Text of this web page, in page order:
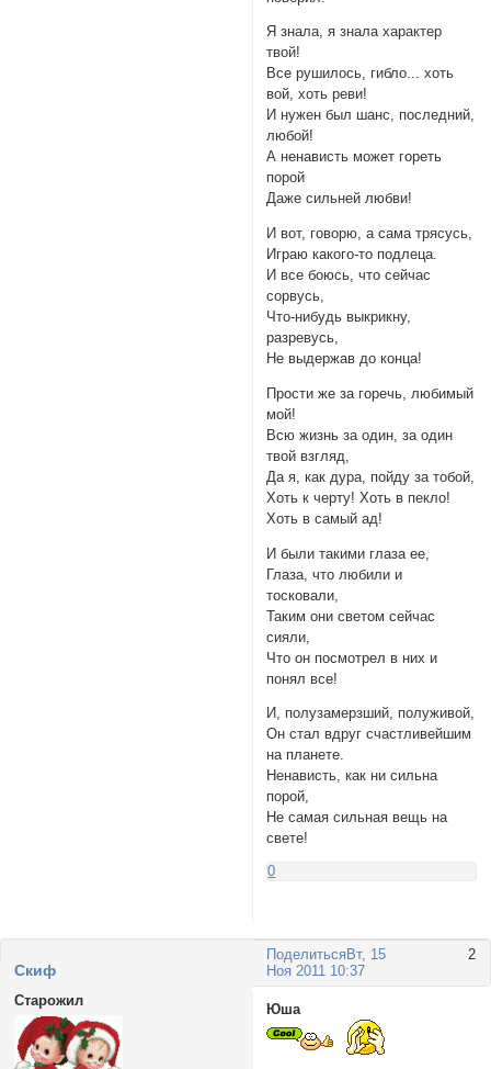
Я знала, я знала характер
твой!
Все рушилось, гибло... хоть
вой, хоть реви!
И нужен был шанс, последний,
любой!
А ненависть может гореть
порой
Даже сильней любви!
И вот, говорю, а сама трясусь,
Играю какого-то подлеца.
И все боюсь, что сейчас
сорвусь,
Что-нибудь выкрикну,
разревусь,
Не выдержав до конца!
Прости же за горечь, любимый
мой!
Всю жизнь за один, за один
твой взгляд,
Да я, как дура, пойду за тобой,
Хоть к черту! Хоть в пекло!
Хоть в самый ад!
И были такими глаза ее,
Глаза, что любили и
тосковали,
Таким они светом сейчас
сияли,
Что он посмотрел в них и
понял все!
И, полузамерзший, полуживой,
Он стал вдруг счастливейшим
на планете.
Ненависть, как ни сильна
порой,
Не самая сильная вещь на
свете!
0
Поделиться 2
Вт, 15
Ноя 2011 10:37
Cкиф
Старожил
Юша